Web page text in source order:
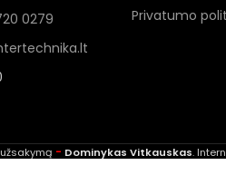
0279
Privatumo
- Dominykas Vitkauskas.